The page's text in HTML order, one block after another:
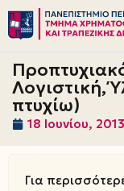
Μεταπηδήστε
στο
περιεχόμενο
Λογιστική,
πτυχίω)
18 Ιουνίου, 2013
Για